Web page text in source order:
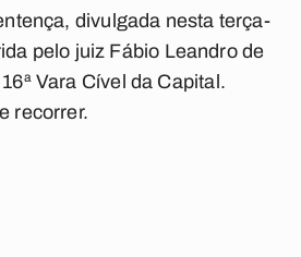
divulgada nesta terça-
pelo juiz Fábio Leandro de
Vara Cível da Capital.
recorrer.